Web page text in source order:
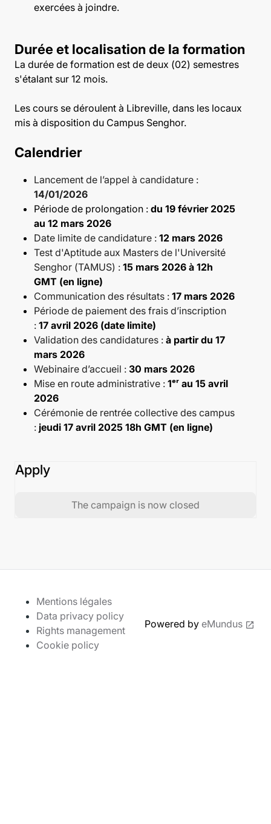
exercées à joindre.
Durée et localisation de la formation
La durée de formation est de deux (02) semestres
s'étalant sur 12 mois.
Les cours se déroulent à Libreville, dans les locaux
mis à disposition du Campus Senghor.
Calendrier
Lancement de l’appel à candidature :
14/01/2026
Période de prolongation : du 19 février 2025
au 12 mars 2026
Date limite de candidature : 12 mars 2026
Test d'Aptitude aux Masters de l'Université
Senghor (TAMUS) : 15 mars 2026 à 12h
GMT (en ligne)
Communication des résultats : 17 mars 2026
Période de paiement des frais d’inscription
: 17 avril 2026 (date limite)
Validation des candidatures : à partir du 17
mars 2026
Webinaire d’accueil : 30 mars 2026
Mise en route administrative : 1ᵉʳ au 15 avril
2026
Cérémonie de rentrée collective des campus
: jeudi 17 avril 2025 18h GMT (en ligne)
Apply
The campaign is now closed
Mentions légales
Data privacy policy
Rights management
Cookie policy
Powered by eMundus